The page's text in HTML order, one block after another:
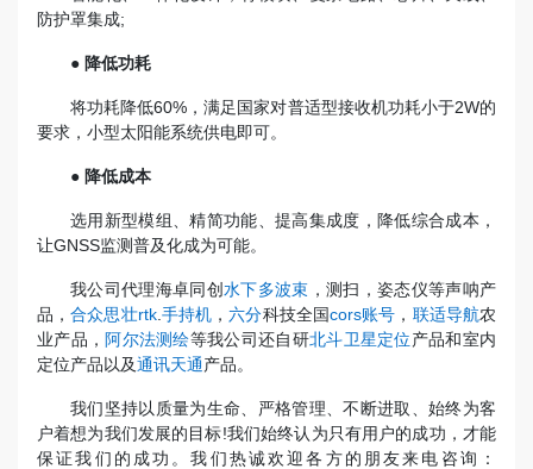
防护罩集成;
● 降低功耗
将功耗降低60%，满足国家对普适型接收机功耗小于2W的
要求，小型太阳能系统供电即可。
● 降低成本
选用新型模组、精简功能、提高集成度，降低综合成本，
让GNSS监测普及化成为可能。
我公司代理海卓同创水下多波束 ，测扫，姿态仪等声呐产
品，合众思壮rtk. 手持机 ，六分科技全国cors账号 ， 联适导航农
业产品， 阿尔法测绘等我公司还自研北斗卫星定位产品和室内
定位产品以及通讯天通产品。
我们坚持以质量为生命、严格管理、不断进取、始终为客
户着想为我们发展的目标!我们始终认为只有用户的成功，才能
保证我们的成功。我们热诚欢迎各方的朋友来电咨询：